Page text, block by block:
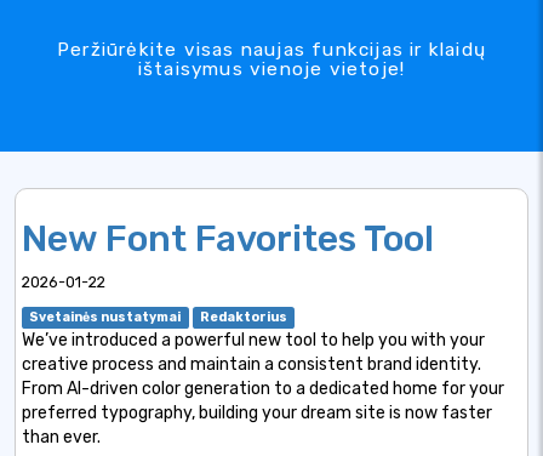
Peržiūrėkite visas naujas funkcijas ir klaidų
ištaisymus vienoje vietoje!
New Font Favorites Tool
2026-01-22
Svetainės nustatymai Redaktorius
We’ve introduced a powerful new tool to help you with your
creative process and maintain a consistent brand identity.
From AI-driven color generation to a dedicated home for your
preferred typography, building your dream site is now faster
than ever.